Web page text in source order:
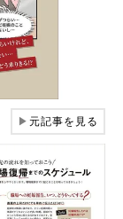
▶元記事を見る